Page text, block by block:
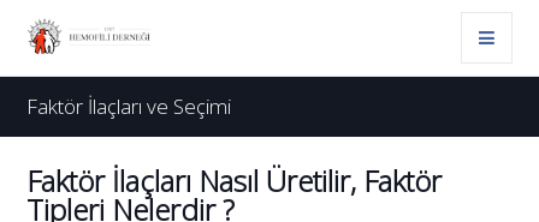
Faktör İlaçları ve Seçimi
Faktör İlaçları Nasıl Üretilir, Faktör
Tipleri Nelerdir ?